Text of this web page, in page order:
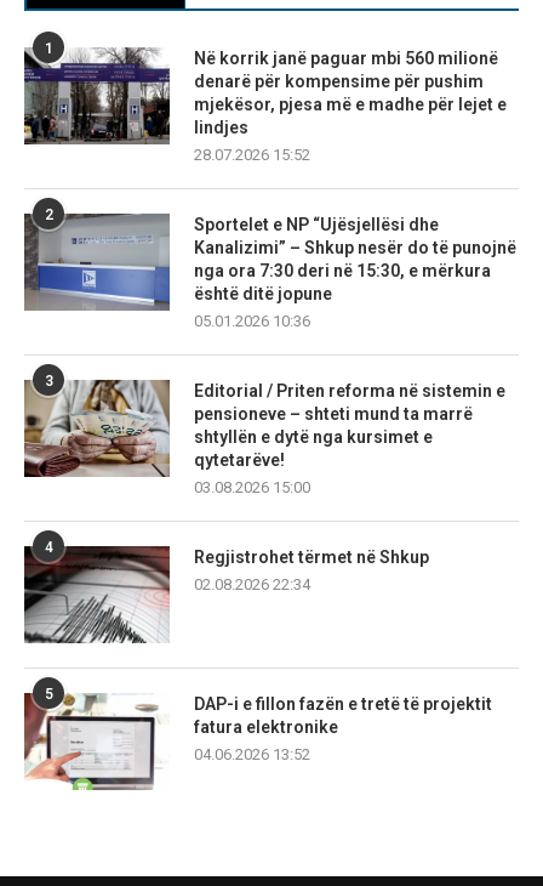
1
Në korrik janë paguar mbi 560 milionë
denarë për kompensime për pushim
mjekësor, pjesa më e madhe për lejet e
lindjes
28.07.2026 15:52
2
Sportelet e NP “Ujësjellësi dhe
Kanalizimi” – Shkup nesër do të punojnë
nga ora 7:30 deri në 15:30, e mërkura
është ditë jopune
05.01.2026 10:36
3
Editorial / Priten reforma në sistemin e
pensioneve – shteti mund ta marrë
shtyllën e dytë nga kursimet e
qytetarëve!
03.08.2026 15:00
4
Regjistrohet tërmet në Shkup
02.08.2026 22:34
5
DAP-i e fillon fazën e tretë të projektit
fatura elektronike
04.06.2026 13:52